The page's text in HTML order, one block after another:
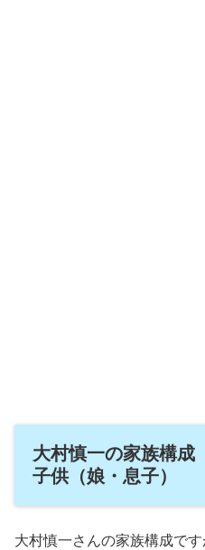
大村慎一の家族構
子供（娘・息子）
大村慎一さんの家族構成で